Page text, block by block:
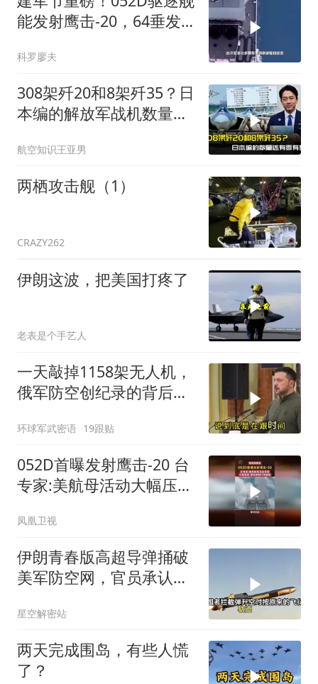
能发射鹰击-20，64垂发
科罗廖夫
308架歼20和8架歼35？日
本编的解放军战机数量还
航空知识王亚男
两栖攻击舰（1）
CRAZY262
伊朗这波，把美国打疼了
老表是个手艺人
一天敲掉1158架无人机，
俄军防空创纪录的背后，
环球军武密语 19跟贴
052D首曝发射鹰击-20 台
专家:美航母活动大幅压缩
凤凰卫视
伊朗青春版高超导弹捅破
美军防空网，官员承认：
星空解密站
两天完成围岛，有些人慌
了？